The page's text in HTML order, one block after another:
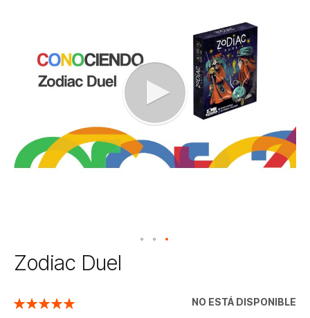
imágenes
Saltar
al
de
la
Zodiac Duel
NO ESTÁ DISPONIBLE
Valoración: